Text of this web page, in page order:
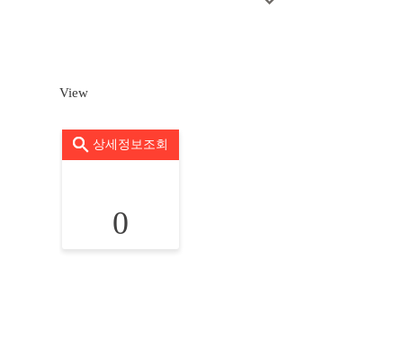
View
상세정보조회
0